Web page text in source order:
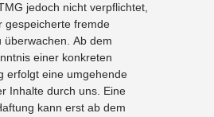
jedoch nicht verpflichtet,
gespeicherte fremde
überwachen. Ab dem
einer konkreten
erfolgt eine umgehende
Inhalte durch uns. Eine
kann erst ab dem